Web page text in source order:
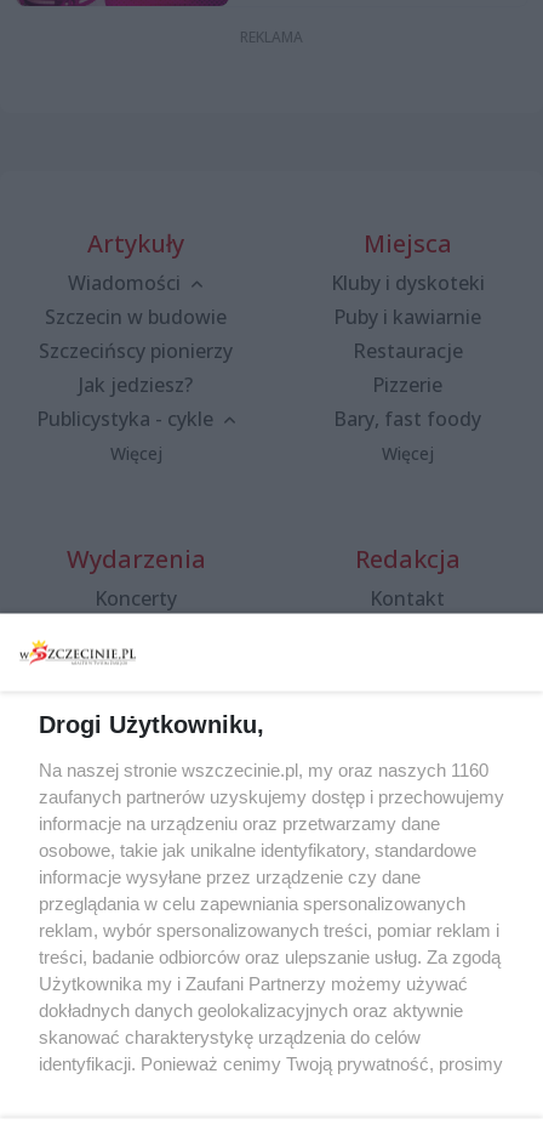
Artykuły
Wiadomości
Szczecin w budowie
Szczecińscy pionierzy
Jak jedziesz?
Publicystyka - cykle
Więcej
Miejsca
Kluby i dyskoteki
Puby i kawiarnie
Restauracje
Pizzerie
Bary, fast foody
Więcej
Wydarzenia
Koncerty
Spacery i oprowadzania
targi
Wernisaże
Więcej
Redakcja
Kontakt
Specjalny koncert z okazji
20. urodzin portalu
wSzczecinie.pl
Regulamin konkursów
śniadaniówka "Hej
Szczecin! Jest piątek!"
Partnerzy
Praca Szczecin
Drogi Użytkowniku,
Na naszej stronie wszczecinie.pl, my oraz naszych 1160
zaufanych partnerów uzyskujemy dostęp i przechowujemy
informacje na urządzeniu oraz przetwarzamy dane
osobowe, takie jak unikalne identyfikatory, standardowe
informacje wysyłane przez urządzenie czy dane
przeglądania w celu zapewniania spersonalizowanych
reklam, wybór spersonalizowanych treści, pomiar reklam i
treści, badanie odbiorców oraz ulepszanie usług. Za zgodą
Użytkownika my i Zaufani Partnerzy możemy używać
dokładnych danych geolokalizacyjnych oraz aktywnie
skanować charakterystykę urządzenia do celów
identyfikacji. Ponieważ cenimy Twoją prywatność, prosimy